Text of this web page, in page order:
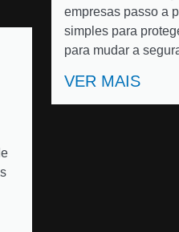
empresas passo a
simples para
para mudar a
VER MAIS